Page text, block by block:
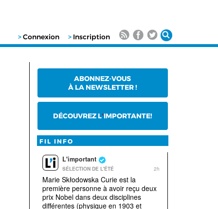
>Connexion > Inscription
ABONNEZ-VOUS
À LA NEWSLETTER !
DÉCOUVREZ L'IMPORTANTE!
FIL INFO